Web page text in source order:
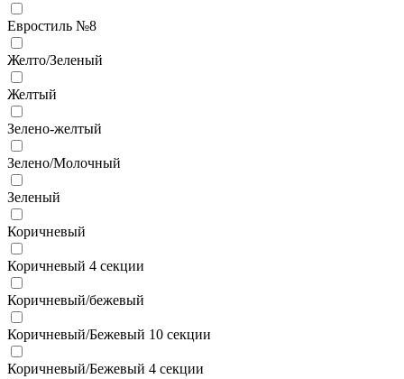
Евростиль №8
Желто/Зеленый
Желтый
Зелено-желтый
Зелено/Молочный
Зеленый
Коричневый
Коричневый 4 секции
Коричневый/бежевый
Коричневый/Бежевый 10 секции
Коричневый/Бежевый 4 секции